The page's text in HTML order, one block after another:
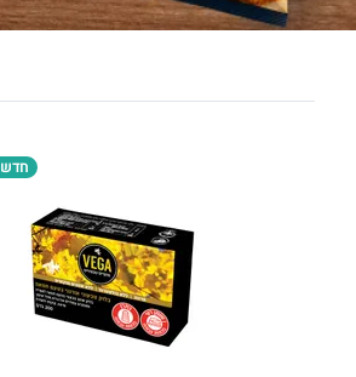
לחם, עוגות, מאפים
ממרחים ורטבים
חדש